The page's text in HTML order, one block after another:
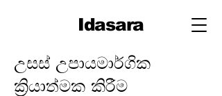
Idasara
උසස් උපායමාර්ගික
ක්‍රියාත්මක කිරීම